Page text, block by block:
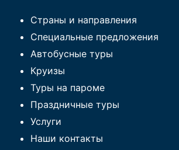
Страны и направления
Специальные предложения
Автобусные туры
Круизы
Туры на пароме
Праздничные туры
Услуги
Наши контакты